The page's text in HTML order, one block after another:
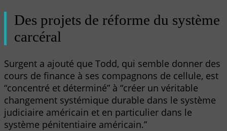
Des projets de réforme du système
carcéral
Surgent a ajouté que Todd, qui semble donner des
cours de finance à ses compagnons de cellule, est
“concentré et déterminé” à “créer un véritable
changement systémique durable dans le système
judiciaire américain et en particulier dans le
système pénitentiaire américain.”